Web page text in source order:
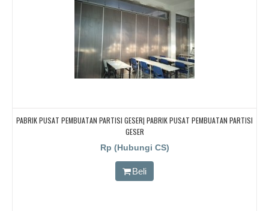
PABRIK PUSAT PEMBUATAN PARTISI GESER| PABRIK PUSAT PEMBUATAN PARTISI
GESER
Rp (Hubungi CS)
Beli